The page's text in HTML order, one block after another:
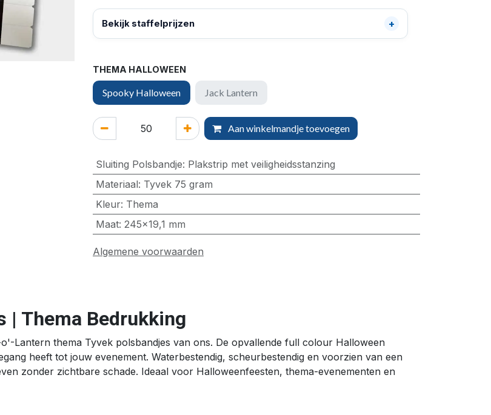
Bekijk staffelprijzen
THEMA HALLOWEEN
Spooky Halloween Jack Lantern
Aan winkelmandje toevoegen
Sluiting Polsbandje: Plakstrip met veiligheidsstanzing
Materiaal: Tyvek 75 gram
Kleur: Thema
Maat: 245x19,1 mm
Algemene voorwaarden
| Thema Bedrukking
Lantern thema Tyvek polsbandjes van ons. De opvallende full colour Halloween
heeft tot jouw evenement. Waterbestendig, scheurbestendig en voorzien van een
zonder zichtbare schade. Ideaal voor Halloweenfeesten, thema-evenementen en